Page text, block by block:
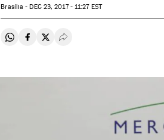
Brasília -DEC23, 2017 - 11:27EST
Compartir en Whatsapp
Compartir en Facebook
Compartir en Twitter
Desplegar Redes Sociales